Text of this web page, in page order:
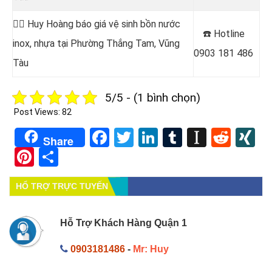
👷‍♂️ Huy Hoàng báo giá vệ sinh bồn nước
inox, nhựa tại Phường Thắng Tam, Vũng
Tàu
☎️ Hotline
0903 181 486
5/5 - (1 bình chọn)
Post Views: 82
Share Facebook
TwitterLinkedIn
Tumblr
Pinterest
HỔ TRỢ TRỰC TUYẾN
Hỗ Trợ Khách Hàng Quận 1
0903181486- Mr: Huy